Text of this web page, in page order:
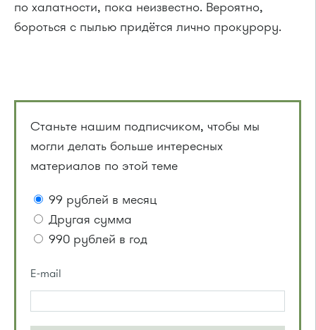
по халатности, пока неизвестно. Вероятно,
бороться с пылью придётся лично прокурору.
Станьте нашим подписчиком, чтобы мы
могли делать больше интересных
материалов по этой теме
99 рублей в месяц
Другая сумма
990 рублей в год
E-mail